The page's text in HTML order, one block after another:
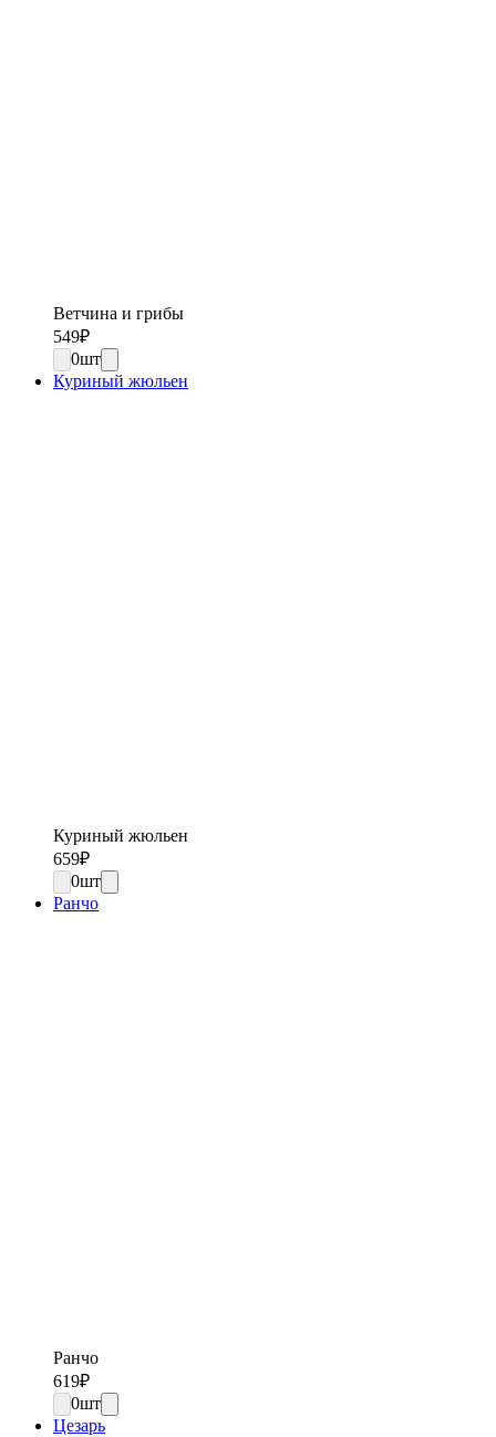
Ветчина и грибы
549₽
0шт
Куриный жюльен
Куриный жюльен
659₽
0шт
Ранчо
Ранчо
619₽
0шт
Цезарь